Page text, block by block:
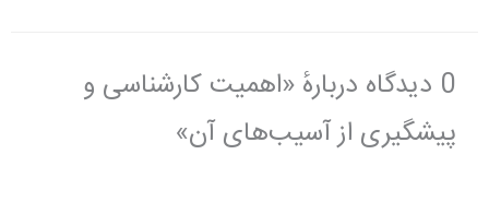
0 دیدگاه دربارهٔ «اهمیت کارشناسی و
پیشگیری از آسیب‌های آن»